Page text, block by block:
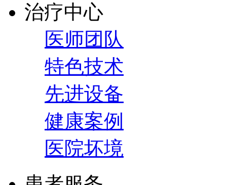
治疗中心
医师团队
特色技术
先进设备
健康案例
医院坏境